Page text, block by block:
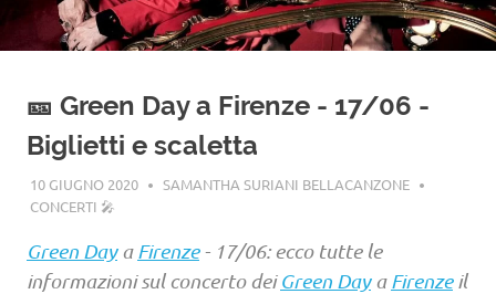
🎫 Green Day a Firenze - 17/06 -
Biglietti e scaletta
10 GIUGNO 2020
SAMANTHA SURIANI BELLACANZONE
CONCERTI 🎤
Green DayaFirenze- 17/06: ecco tutte le
informazioni sul concerto deiGreen DayaFirenzeil